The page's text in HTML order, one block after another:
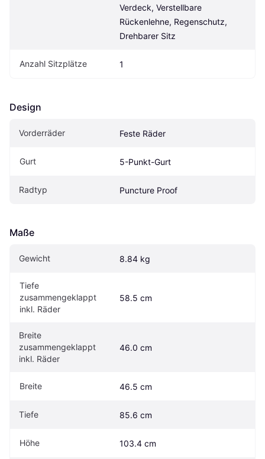
Verdeck, Verstellbare
Rückenlehne, Regenschutz,
Drehbarer Sitz
Anzahl Sitzplätze 1
Design
Vorderräder Feste Räder
Gurt 5-Punkt-Gurt
Radtyp Puncture Proof
Maße
Gewicht 8.84 kg
Tiefe
zusammengeklappt
inkl. Räder
58.5 cm
Breite
zusammengeklappt
inkl. Räder
46.0 cm
Breite 46.5 cm
Tiefe 85.6 cm
Höhe 103.4 cm